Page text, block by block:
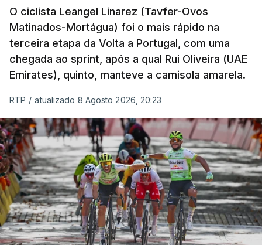
O ciclista Leangel Linarez (Tavfer-Ovos
Matinados-Mortágua) foi o mais rápido na
terceira etapa da Volta a Portugal, com uma
chegada ao sprint, após a qual Rui Oliveira (UAE
Emirates), quinto, manteve a camisola amarela.
RTP / atualizado 8 Agosto 2026, 20:23